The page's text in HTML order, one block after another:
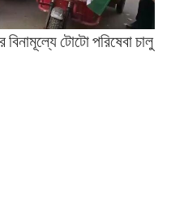
টোটো পরিষেবা চালু